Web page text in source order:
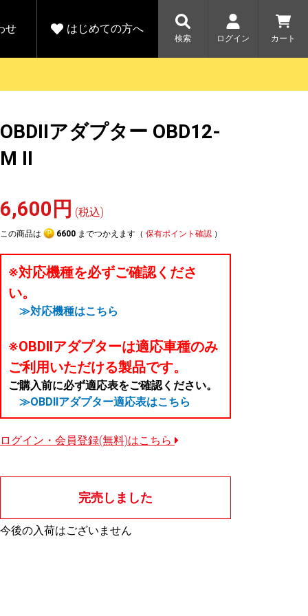
せ はじめての方へ
検索 ログイン カート
アウトレット
駐車監視セット
サポートカー用品
ユピテル公式サイトはこちら
人気モデル対象！乗
詳しくはこちら
各種お問い合わせはこちら
を探す
会員登録をする
トに新規会員登録いただくと、
OBDIIアダプター OBD12-
M II
6,600円 (税込)
この商品は 6600 までつかえます（ 保有ポイント確認 ）
※対応機種を必ずご確認くださ
い。
≫対応機種はこちら
※OBDIIアダプターは適応車種のみ
ご利用いただける製品です。
ご購入前に必ず適応表をご確認ください。
≫OBDIIアダプター適応表はこちら
ログイン・会員登録(無料)はこちら
完売しました
今後の入荷はございません